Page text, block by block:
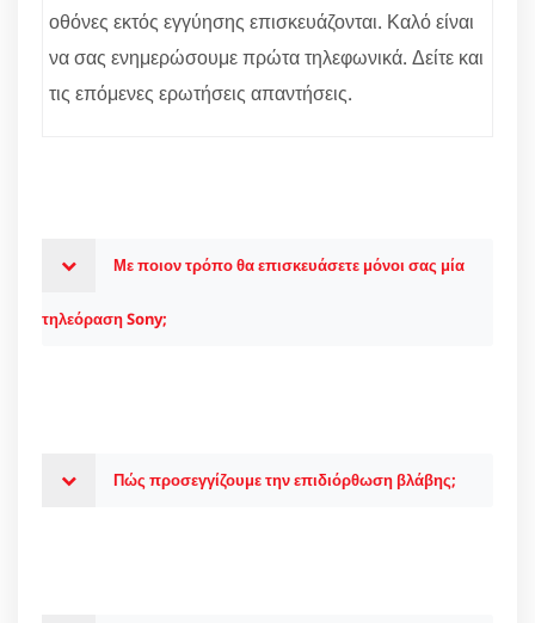
οθόνες εκτός εγγύησης επισκευάζονται. Καλό είναι
να σας ενημερώσουμε πρώτα τηλεφωνικά. Δείτε και
τις επόμενες ερωτήσεις απαντήσεις.
Με ποιον τρόπο θα επισκευάσετε μόνοι σας μία
τηλεόραση Sony;
Πώς προσεγγίζουμε την επιδιόρθωση βλάβης;